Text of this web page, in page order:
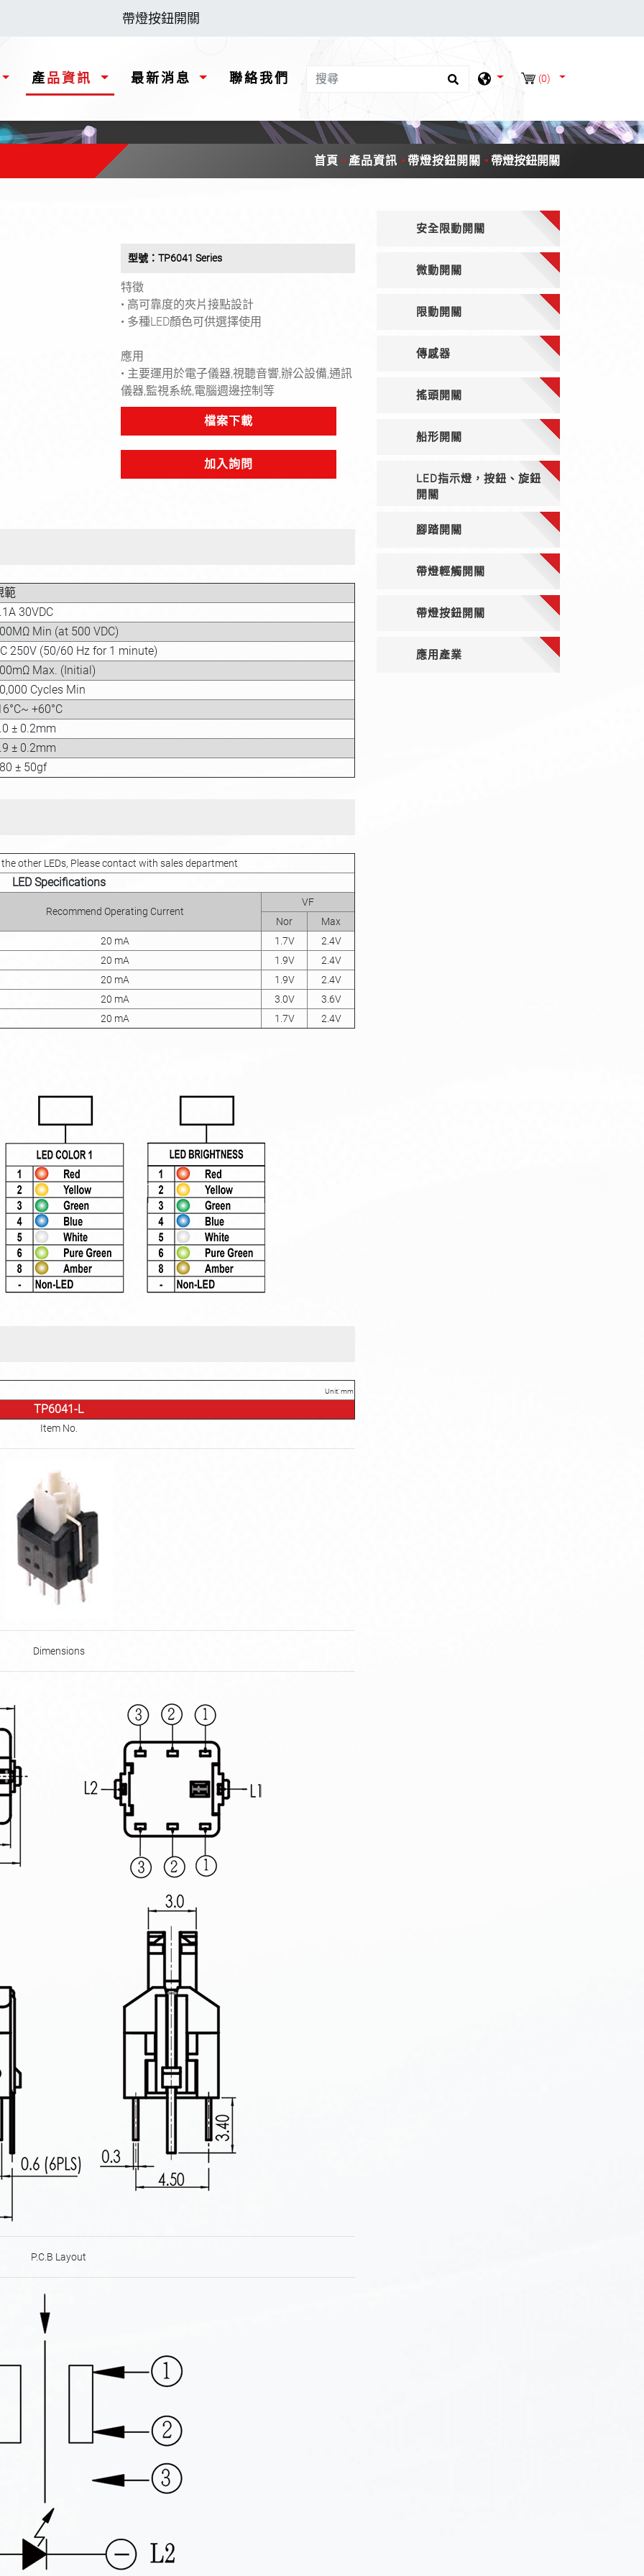
帶燈按鈕開關
產品資訊 最新消息 聯絡我們 (0)
首頁 產品資訊 帶燈按鈕開關 帶燈按鈕開關
安全限動開關
微動開關
限動開關
傳感器
搖頭開關
船形開關
LED指示燈，按鈕、旋鈕
開關
腳踏開關
帶燈輕觸開關
帶燈按鈕開關
應用產業
型號：TP6041 Series
特徵
• 高可靠度的夾片接點設計
• 多種LED顏色可供選擇使用
應用
• 主要運用於電子儀器,視聽音響,辦公設備,通訊
儀器,監視系統,電腦週邊控制等
檔案下載
加入詢問
範
30VDC
Min (at 500 VDC)
250V (50/60 Hz for 1 minute)
Max. (Initial)
Cycles Min
+60°C
± 0.2mm
± 0.2mm
± 50gf
other LEDs, Please contact with sales department
LED Specifications
Recommend Operating Current
VF
Nor
Max
20 mA
1.7V
2.4V
20 mA
1.9V
2.4V
20 mA
1.9V
2.4V
20 mA
3.0V
3.6V
20 mA
1.7V 2.4V
Unit: mm
TP6041-L
Item No.
Dimensions
P.C.B Layout